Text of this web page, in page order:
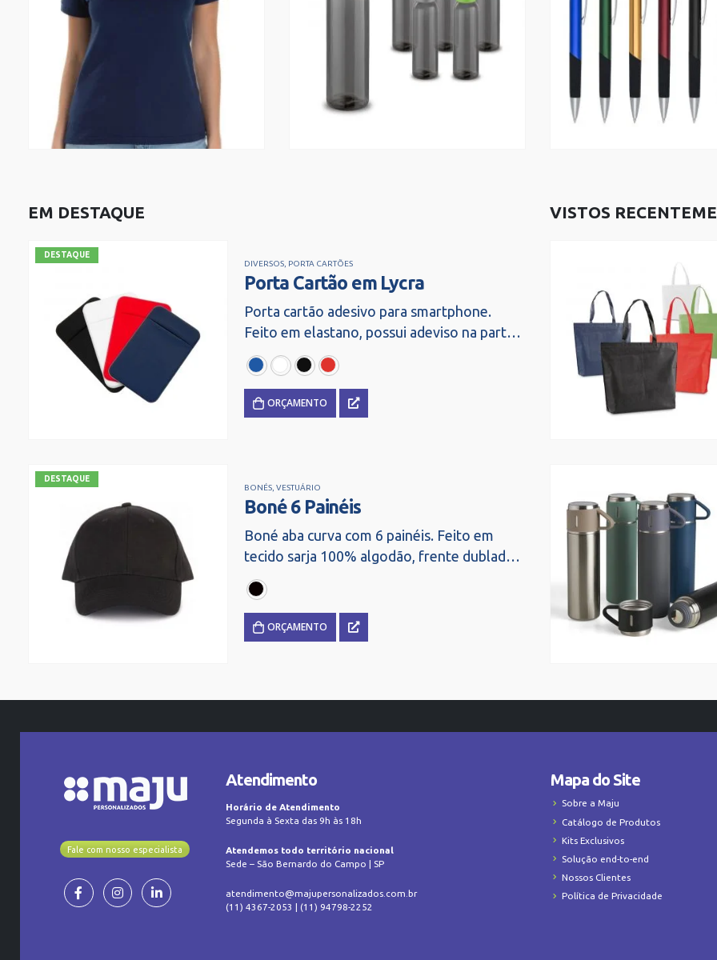
EM DESTAQUE
DESTAQUE
DIVERSOS, PORTA CARTÕES
Porta Cartão em Lycra
Porta cartão adesivo para smartphone.
Feito em elastano, possui adeviso na parte
traseira, basta remover para fixar. Tamanho:
5,8 x 9,3 cm.
ORÇAMENTO
DESTAQUE
BONÉS, VESTUÁRIO
Boné 6 Painéis
Boné aba curva com 6 painéis. Feito em
tecido sarja 100% algodão, frente dublada
com entretela de memória. Possui
regulador ajustável strapback.
ORÇAMENTO
VISTOS
Fale com nosso especialista
Atendimento
Horário de Atendimento
Segunda à Sexta das 9h às 18h
Atendemos todo território nacional
Sede – São Bernardo do Campo | SP
atendimento@majupersonalizados.com.br
(11) 4367-2053 | (11) 94798-2252
Mapa do Site
Sobre a Maju
Catálogo de Produtos
Kits Exclusivos
Solução end-to-end
Nossos Clientes
Política de Privacidade